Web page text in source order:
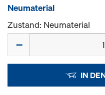
Neumaterial
Zustand: Neumaterial
IN